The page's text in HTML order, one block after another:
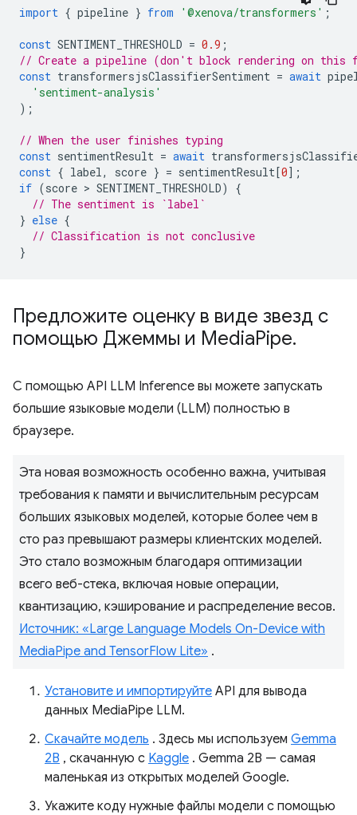
import { pipeline } from '@xenova/transformers' ;
const SENTIMENT_THRESHOLD = 0.9 ;
// Create a pipeline (don't block rendering on this
const transformersjsClassifierSentiment = await
'sentiment-analysis'
);
// When the user finishes typing
const sentimentResult = await
const { label , score } = sentimentResult[0];
if (score > SENTIMENT_THRESHOLD)
{
// The sentiment is `label`
} else {
// Classification is not conclusive
}
Предложите оценку в виде звезд с
помощью Джеммы и MediaPipe.
С помощью API LLM Inference вы можете запускать
большие языковые модели (LLM) полностью в
браузере.
Эта новая возможность особенно важна, учитывая
требования к памяти и вычислительным ресурсам
больших языковых моделей, которые более чем в
сто раз превышают размеры клиентских моделей.
Это стало возможным благодаря оптимизации
всего веб-стека, включая новые операции,
квантизацию, кэширование и распределение весов.
Источник: «Large Language Models On-Device with
MediaPipe and TensorFlow Lite» .
Установите и импортируйте API для вывода
данных MediaPipe LLM.
Скачайте модель . Здесь мы используем Gemma
2B , скачанную с Kaggle . Gemma 2B — самая
маленькая из открытых моделей Google.
Укажите коду нужные файлы модели с помощью